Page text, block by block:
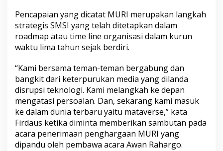
Pencapaian yang dicatat MURI merupakan langkah
strategis SMSI yang telah ditetapkan dalam
roadmap atau time line organisasi dalam kurun
waktu lima tahun sejak berdiri.
“Kami bersama teman-teman bergabung dan
bangkit dari keterpurukan media yang dilanda
disrupsi teknologi. Kami melangkah ke depan
mengatasi persoalan. Dan, sekarang kami masuk
ke dalam dunia terbaru yaitu mataverse,” kata
Firdaus ketika diminta memberikan sambutan pada
acara penerimaan penghargaan MURI yang
dipandu oleh pembawa acara Awan Rahargo.